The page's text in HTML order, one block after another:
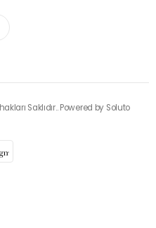
Saklıdır.. Powered by Soluto